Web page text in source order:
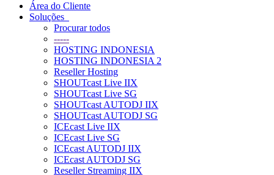
Área do Cliente
Soluções
Procurar todos
-----
HOSTING INDONESIA
HOSTING INDONESIA 2
Reseller Hosting
SHOUTcast Live IIX
SHOUTcast Live SG
SHOUTcast AUTODJ IIX
SHOUTcast AUTODJ SG
ICEcast Live IIX
ICEcast Live SG
ICEcast AUTODJ IIX
ICEcast AUTODJ SG
Reseller Streaming IIX